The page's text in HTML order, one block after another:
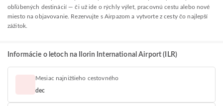
obľúbených destinácií — či už ide o rýchly výlet, pracovnú cestu alebo nové
miesto na objavovanie. Rezervujte s Airpazom a vytvorte z cesty čo najlepší
zážitok.
Informácie o letoch na Ilorin International Airport (ILR)
Mesiac najnižšieho cestovného
dec